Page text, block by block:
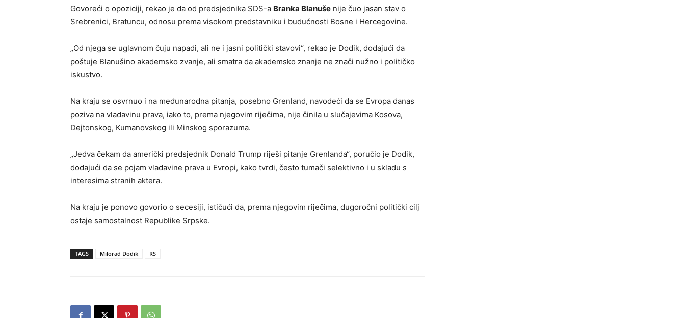
Govoreći o opoziciji, rekao je da od predsjednika SDS-a Branka Blanuše nije čuo jasan stav o
Srebrenici, Bratuncu, odnosu prema visokom predstavniku i budućnosti Bosne i Hercegovine.
„Od njega se uglavnom čuju napadi, ali ne i jasni politički stavovi“, rekao je Dodik, dodajući da
poštuje Blanušino akademsko zvanje, ali smatra da akademsko znanje ne znači nužno i političko
iskustvo.
Na kraju se osvrnuo i na međunarodna pitanja, posebno Grenland, navodeći da se Evropa danas
poziva na vladavinu prava, iako to, prema njegovim riječima, nije činila u slučajevima Kosova,
Dejtonskog, Kumanovskog ili Minskog sporazuma.
„Jedva čekam da američki predsjednik Donald Trump riješi pitanje Grenlanda“, poručio je Dodik,
dodajući da se pojam vladavine prava u Evropi, kako tvrdi, često tumači selektivno i u skladu s
interesima stranih aktera.
Na kraju je ponovo govorio o secesiji, ističući da, prema njegovim riječima, dugoročni politički cilj
ostaje samostalnost Republike Srpske.
TAGS Milorad Dodik RS